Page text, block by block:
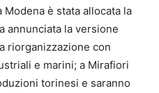
è stata allocata la
annunciata la versione
riorganizzazione con
e marini; a Mirafiori
torinesi e saranno